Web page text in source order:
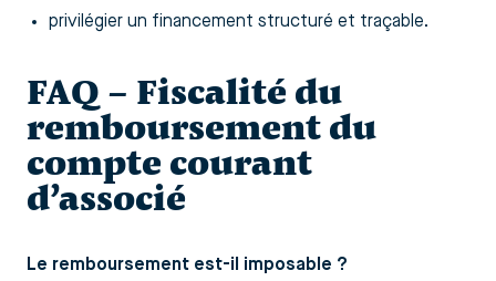
privilégier un financement structuré et traçable.
FAQ – Fiscalité du
remboursement du
compte courant
d’associé
Le remboursement est-il imposable ?